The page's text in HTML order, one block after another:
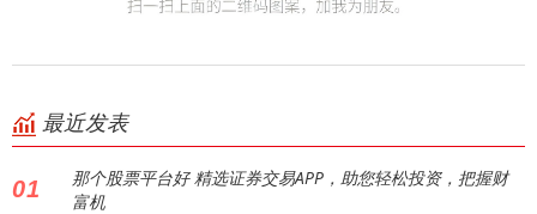
最近发表
01
那个股票平台好 精选证券交易APP，助您轻松投资，把握财
富机